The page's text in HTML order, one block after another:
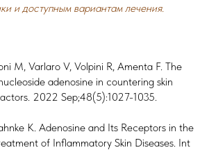
и доступным вариантам лечения.
M, Varlaro V, Volpini R, Amenta F. The
adenosine in countering skin
2022 Sep;48(5):1027-1035.
K. Adenosine and Its Receptors in the
of Inflammatory Skin Diseases. Int